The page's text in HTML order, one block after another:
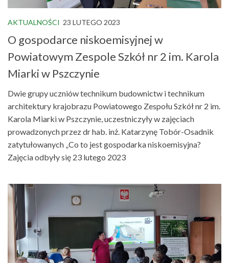
AKTUALNOŚCI 23 LUTEGO 2023
O gospodarce niskoemisyjnej w
Powiatowym Zespole Szkół nr 2 im. Karola
Miarki w Pszczynie
Dwie grupy uczniów technikum budownictw i technikum
architektury krajobrazu Powiatowego Zespołu Szkół nr 2 im.
Karola Miarki w Pszczynie, uczestniczyły w zajęciach
prowadzonych przez dr hab. inż. Katarzynę Tobór-Osadnik
zatytułowanych „Co to jest gospodarka niskoemisyjna?
Zajęcia odbyły się 23 lutego 2023